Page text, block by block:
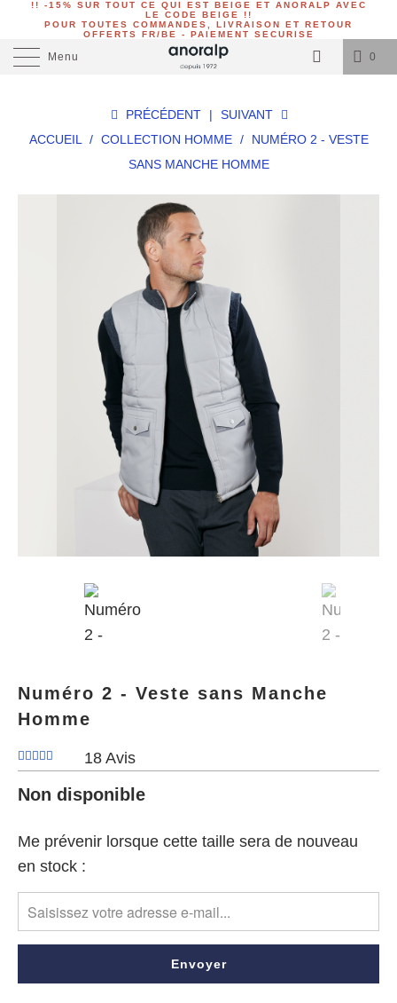
!! -15% SUR TOUT CE QUI EST BEIGE ET ANORALP AVEC
LE CODE BEIGE !!
POUR TOUTES COMMANDES, LIVRAISON ET RETOUR
OFFERTS FR/BE - PAIEMENT SECURISE
Menu 0
PRÉCÉDENT |
SUIVANT
ACCUEIL
/ COLLECTION HOMME /
NUMÉRO 2 - VESTE
SANS MANCHE HOMME
Numéro 2 - Veste sans Manche
Homme
18 Avis
Non disponible
Translation
missing:
fr.products.notify_form.description:
Me prévenir lorsque cette taille sera de nouveau
en stock :